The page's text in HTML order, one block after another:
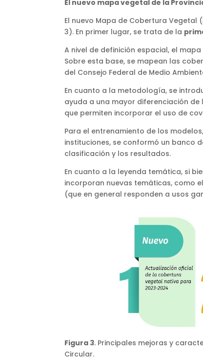
El nuevo mapa vegetal de la
El nuevo Mapa de Cobertura
3). En primer lugar, se trata de la
A nivel de definición espacial, el
Sobre esta base, se mapean las
del Consejo Federal de Medio
En cuanto a la metodología, se
ayuda a una mayor diferenciación
que permiten incorporar el uso de
Para el entrenamiento de los
instituciones, se conformó un banco
clasificación y los resultados.
En cuanto a la leyenda temática, si
incorporan nuevas temáticas, como
(que en general responden a usos
Figura 3. Principales mejoras y
Circular.